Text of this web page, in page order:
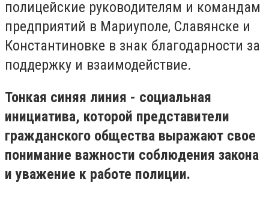
полицейские руководителям и командам
предприятий в Мариуполе, Славянске и
Константиновке в знак благодарности за
поддержку и взаимодействие.
Тонкая синяя линия - социальная
инициатива, которой представители
гражданского общества выражают свое
понимание важности соблюдения закона
и уважение к работе полиции.